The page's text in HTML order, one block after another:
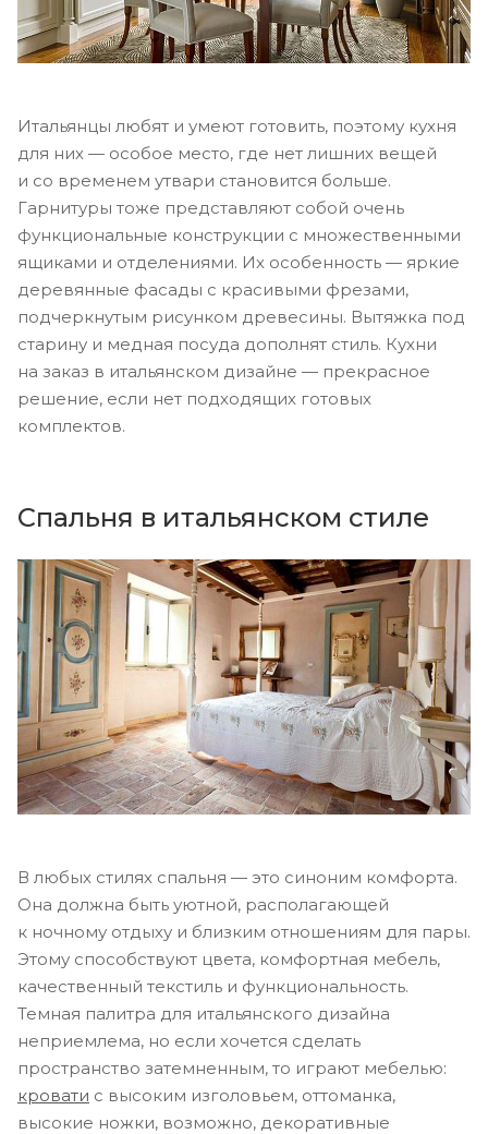
Итальянцы любят и умеют готовить, поэтому кухня
для них — особое место, где нет лишних вещей
и со временем утвари становится больше.
Гарнитуры тоже представляют собой очень
функциональные конструкции с множественными
ящиками и отделениями. Их особенность — яркие
деревянные фасады с красивыми фрезами,
подчеркнутым рисунком древесины. Вытяжка под
старину и медная посуда дополнят стиль. Кухни
на заказ в итальянском дизайне — прекрасное
решение, если нет подходящих готовых
комплектов.
Спальня в итальянском стиле
В любых стилях спальня — это синоним комфорта.
Она должна быть уютной, располагающей
к ночному отдыху и близким отношениям для пары.
Этому способствуют цвета, комфортная мебель,
качественный текстиль и функциональность.
Темная палитра для итальянского дизайна
неприемлема, но если хочется сделать
пространство затемненным, то играют мебелью:
кровати с высоким изголовьем, оттоманка,
высокие ножки, возможно, декоративные